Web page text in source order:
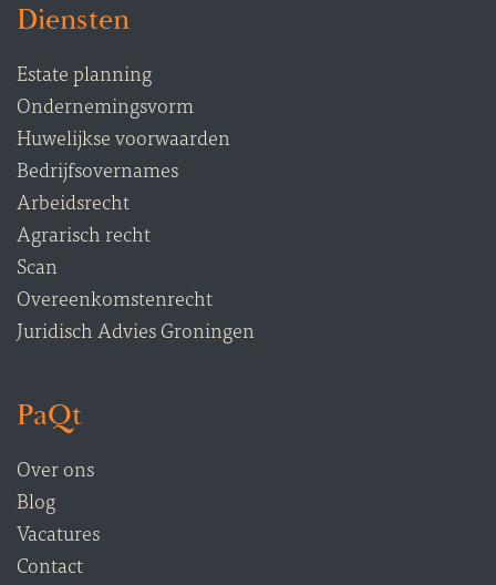
Diensten
Estate planning
Ondernemingsvorm
Huwelijkse voorwaarden
Bedrijfsovernames
Arbeidsrecht
Agrarisch recht
Scan
Overeenkomstenrecht
Juridisch Advies Groningen
PaQt
Over ons
Blog
Vacatures
Contact